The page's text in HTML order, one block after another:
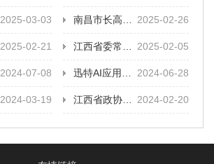
2025-03-03 2025-02-26
南昌市长高世文莅临迅特通信调研
2025-02-21 2025-02-05
江西省委常委、南昌市委书记李红军走访慰问迅特通信
2024-07-08 2024-06-28
迅特AI应用光模块系列成功通过CFCF互联互通测试认证
2024-03-19 2024-02-20
江西省政协副主席、省工商联主席谢茹到迅特通信走访调研